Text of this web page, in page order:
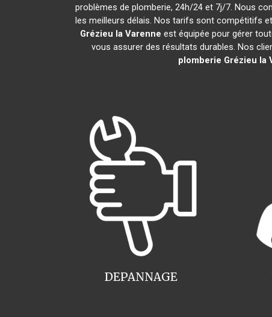
problèmes de plomberie, 24h/24 et 7j/7. Nous
les meilleurs délais. Nos tarifs sont compétitifs
Grézieu la Varenne est équipée pour gérer
vous assurer des résultats durables. Nos
plomberie Grézieu la
DEPANNAGE